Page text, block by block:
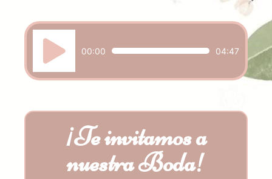
Reproductor
audio
00:00 04:47
¡Te invitamos a
nuestra Boda!